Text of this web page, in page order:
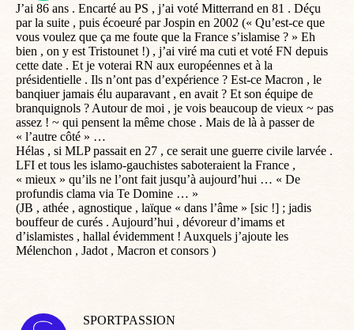
J’ai 86 ans . Encarté au PS , j’ai voté Mitterrand en 81 . Déçu
par la suite , puis écoeuré par Jospin en 2002 (« Qu’est-ce que
vous voulez que ça me foute que la France s’islamise ? » Eh
bien , on y est Tristounet !) , j’ai viré ma cuti et voté FN depuis
cette date . Et je voterai RN aux européennes et à la
présidentielle . Ils n’ont pas d’expérience ? Est-ce Macron , le
banqiuer jamais élu auparavant , en avait ? Et son équipe de
branquignols ? Autour de moi , je vois beaucoup de vieux ~ pas
assez ! ~ qui pensent la même chose . Mais de là à passer de
« l’autre côté » …
Hélas , si MLP passait en 27 , ce serait une guerre civile larvée .
LFI et tous les islamo-gauchistes saboteraient la France ,
« mieux » qu’ils ne l’ont fait jusqu’à aujourd’hui … « De
profundis clama via Te Domine … »
(JB , athée , agnostique , laïque « dans l’âme » [sic !] ; jadis
bouffeur de curés . Aujourd’hui , dévoreur d’imams et
d’islamistes , hallal évidemment ! Auxquels j’ajoute les
Mélenchon , Jadot , Macron et consors )
SPORTPASSION